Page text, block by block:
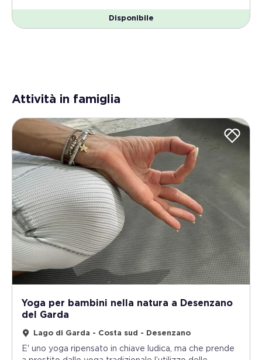
Disponibile
Attività in famiglia
Yoga per bambini nella natura a Desenzano
del Garda
Lago di Garda - Costa sud - Desenzano
E' uno yoga ripensato in chiave ludica, ma che prende